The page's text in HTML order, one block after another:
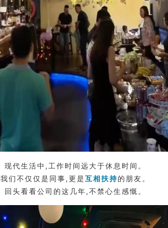
现代生活中,工作时间远大于休息时间。
我们不仅仅是同事,更是互相扶持的朋友。
回头看看公司的这几年,不禁心生感慨。